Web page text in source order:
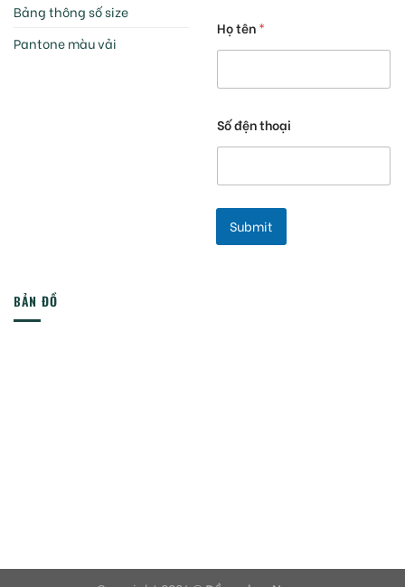
Bảng thông số size
Pantone màu vải
Họ tên*
Số đện thoại
Submit
BẢN ĐỒ